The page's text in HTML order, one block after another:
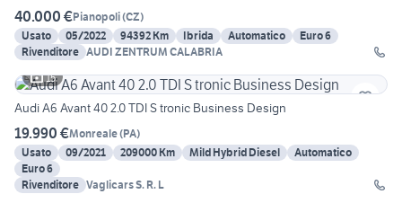
40.000 €Pianopoli(CZ)
Usato
05/2022 94392 Km Ibrida Automatico
Euro 6
Rivenditore AUDI ZENTRUM CALABRIA
15
Audi A6 Avant 40 2.0 TDI S tronic Business Design
19.990 €Monreale(PA)
Usato
09/2021 209000 Km Mild Hybrid Diesel
Automatico
Euro 6
Rivenditore Vaglicars S. R. L